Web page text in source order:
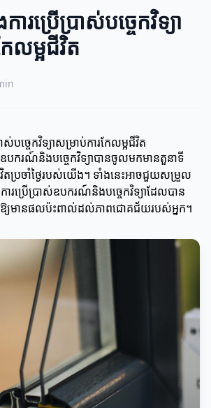
ប្រើប្រាស់បច្ចេកវិទ្យា
លម្អជីវិត
បច្ចេកវិទ្យាសម្រាប់ការកែលម្អជីវិត
បករណ៍និងបច្ចេកវិទ្យាបានចូលមកមានតួនាទី
តប្រចាំថ្ងៃរបស់យើង។ ទាំងនេះអាចជួយសម្រួល
ការប្រើប្រាស់ឧបករណ៍និងបច្ចេកវិទ្យាដែលបាន
វើឱ្យមានផលប៉ះពាល់ដល់ភាពជោគជ័យរបស់អ្នក។